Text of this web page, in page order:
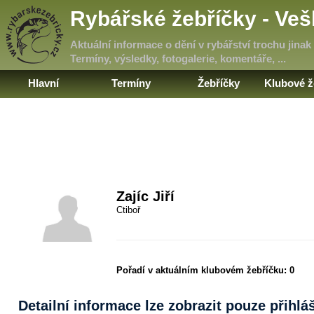
Rybářské žebříčky -
Aktuální informace o dění v rybářství trochu jinak
Termíny, výsledky, fotogalerie, komentáře, ...
Hlavní Termíny Žebříčky Klubové
Zajíc Jiří
Ctiboř
Pořadí v aktuálním klubovém žebříčku:0
Detailní informace lze zobrazit pouze